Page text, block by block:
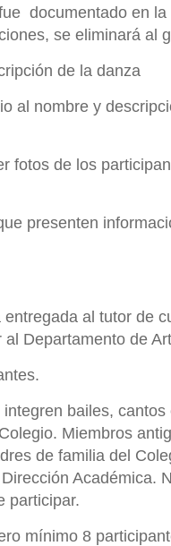
documentado en
se eliminará al
de la danza
nombre y
de los
presenten
al tutor de
Departamento de
bailes, cantos
Miembros
de familia del
Académica.
participar.
mínimo 8